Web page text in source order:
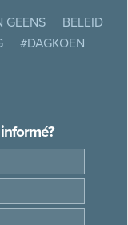
GEENS
BELEID
#DAGKOEN